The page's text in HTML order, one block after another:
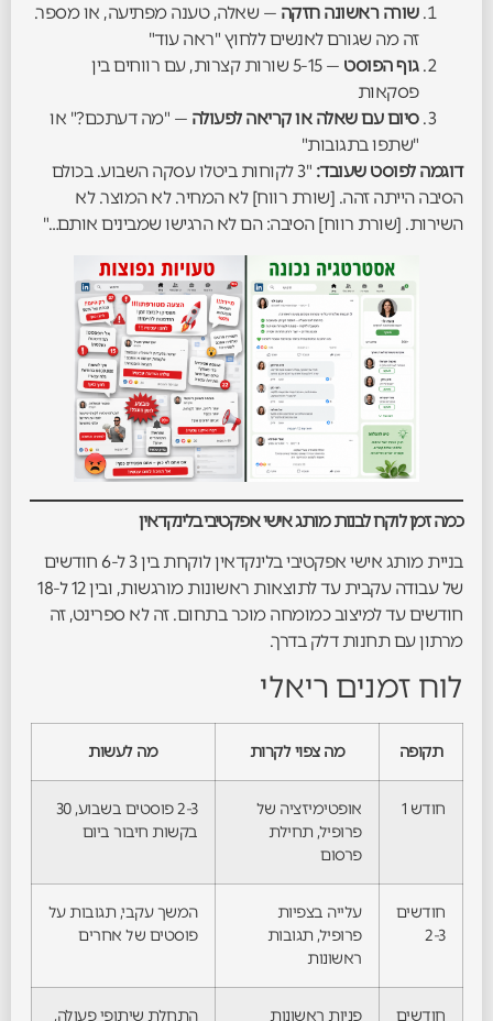
שורה ראשונה חזקה — שאלה, טענה מפתיעה, או מספר.
זה מה שגורם לאנשים ללחוץ "ראה עוד"
גוף הפוסט
— 5-15 שורות קצרות, עם רווחים בין
פסקאות
סיום עם שאלה או קריאה לפעולה — "מה דעתכם?" או
"שתפו בתגובות"
דוגמה לפוסט שעובד:
"3 לקוחות ביטלו עסקה השבוע. בכולם
הסיבה הייתה זהה. [שורת רווח] לא המחיר. לא המוצר. לא
השירות. [שורת רווח] הסיבה: הם לא הרגישו שמבינים אותם…"
כמה זמן לוקח לבנות מותג אישי אפקטיבי בלינקדאין
בניית מותג אישי אפקטיבי בלינקדאין לוקחת בין 3 ל-6 חודשים
של עבודה עקבית עד לתוצאות ראשונות מורגשות, ובין 12 ל-18
חודשים עד למיצוב כמומחה מוכר בתחום. זה לא ספרינט, זה
מרתון עם תחנות דלק בדרך.
לוח זמנים ריאלי
תקופה מה צפוי לקרות מה לעשות
חודש 1
אופטימיזציה של
פרופיל, תחילת
פרסום
2-3 פוסטים בשבוע, 30
בקשות חיבור ביום
חודשים
2-3
עלייה בצפיות
פרופיל, תגובות
ראשונות
המשך עקבי, תגובות על
פוסטים של אחרים
חודשים
פניות ראשונות
התחלת שיתופי פעולה,